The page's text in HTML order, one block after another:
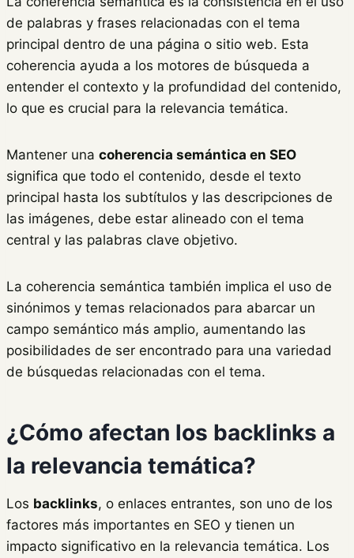
de palabras y frases relacionadas con el tema
principal dentro de una página o sitio web. Esta
coherencia ayuda a los motores de búsqueda a
entender el contexto y la profundidad del contenido,
lo que es crucial para la relevancia temática.
Mantener una coherencia semántica en SEO
significa que todo el contenido, desde el texto
principal hasta los subtítulos y las descripciones de
las imágenes, debe estar alineado con el tema
central y las palabras clave objetivo.
La coherencia semántica también implica el uso de
sinónimos y temas relacionados para abarcar un
campo semántico más amplio, aumentando las
posibilidades de ser encontrado para una variedad
de búsquedas relacionadas con el tema.
¿Cómo afectan los backlinks a
la relevancia temática?
Los backlinks, o enlaces entrantes, son uno de los
factores más importantes en SEO y tienen un
impacto significativo en la relevancia temática. Los